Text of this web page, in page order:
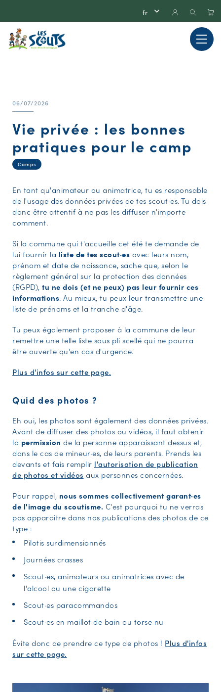
06/07/2026
Vie privée : les bonnes
pratiques pour le camp
Camps
En tant qu'animateur ou animatrice, tu es responsable
de l'usage des données privées de tes scout·es. Tu dois
donc être attentif à ne pas les diffuser n'importe
comment.
Si la commune qui t'accueille cet été te demande de
lui fournir la liste de tes scout·es avec leurs nom,
prénom et date de naissance, sache que, selon le
règlement général sur la protection des données
(RGPD), tu ne dois (et ne peux) pas leur fournir ces
informations. Au mieux, tu peux leur transmettre une
liste de prénoms et la tranche d'âge.
Tu peux également proposer à la commune de leur
remettre une telle liste sous pli scellé qui ne pourra
être ouverte qu'en cas d'urgence.
Plus d'infos sur cette page.
Quid des photos ?
Eh oui, les photos sont également des données privées.
Avant de diffuser des photos ou vidéos, il faut obtenir
la permission de la personne apparaissant dessus et,
dans le cas de mineur·es, de leurs parents. Prends les
devants et fais remplir l'autorisation de publication
de photos et vidéos aux personnes concernées.
Pour rappel, nous sommes collectivement garant·es
de l'image du scoutisme. C'est pourquoi tu ne verras
pas apparaitre dans nos publications des photos de ce
type :
Pilotis surdimensionnés
Journées crasses
Scout·es, animateurs ou animatrices avec de
l'alcool ou une cigarette
Scout·es paracommandos
Scout·es en maillot de bain ou torse nu
Évite donc de prendre ce type de photos ! Plus d'infos
sur cette page.